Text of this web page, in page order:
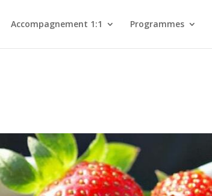
Accompagnement 1:1 Programmes